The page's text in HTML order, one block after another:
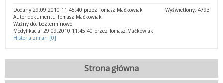
Wyświetlony: 4793
Dodany 29.09.2010 11:45:40 przez Tomasz Maćkowiak
Autor dokumentu Tomasz Maćkowiak
Ważny do: bezterminowo
Modyfikacja: 29.09.2010 11:45:40 przez Tomasz Maćkowiak
Historia zmian [0]
Strona główna